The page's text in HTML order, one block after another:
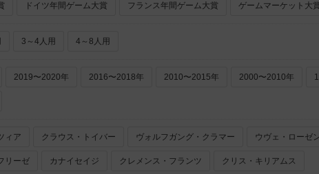
ドイツ年間ゲーム大賞 フランス年間ゲーム大賞 ゲームマーケット大
3～4人用 4～8人用
2019〜2020年 2016〜2018年 2010〜2015年 2000〜2010年
ィア クラウス・トイバー ヴォルフガング・クラマー ウヴェ・ローゼ
リーゼ カナイセイジ クレメンス・フランツ クリス・キリアムス